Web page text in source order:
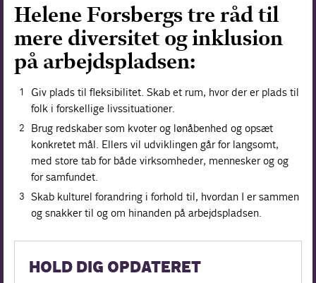
Helene Forsbergs tre råd til
mere diversitet og inklusion
på arbejdspladsen:
Giv plads til fleksibilitet. Skab et rum, hvor der er plads til
folk i forskellige livssituationer.
Brug redskaber som kvoter og lønåbenhed og opsæt
konkretet mål. Ellers vil udviklingen går for langsomt,
med store tab for både virksomheder, mennesker og og
for samfundet.
Skab kulturel forandring i forhold til, hvordan I er sammen
og snakker til og om hinanden på arbejdspladsen.
HOLD DIG OPDATERET